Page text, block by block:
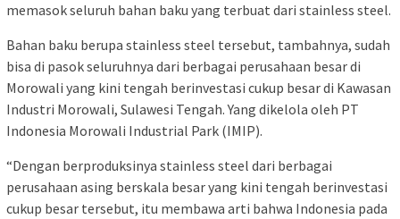
memasok seluruh bahan baku yang terbuat dari stainless steel.
Bahan baku berupa stainless steel tersebut, tambahnya, sudah
bisa di pasok seluruhnya dari berbagai perusahaan besar di
Morowali yang kini tengah berinvestasi cukup besar di Kawasan
Industri Morowali, Sulawesi Tengah. Yang dikelola oleh PT
Indonesia Morowali Industrial Park (IMIP).
“Dengan berproduksinya stainless steel dari berbagai
perusahaan asing berskala besar yang kini tengah berinvestasi
cukup besar tersebut, itu membawa arti bahwa Indonesia pada